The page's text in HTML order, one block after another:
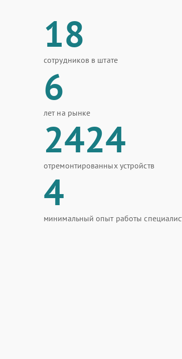
18
сотрудников в штате
6
лет на рынке
2424
отремонтированных устройств
4
минимальный опыт работы